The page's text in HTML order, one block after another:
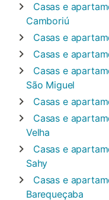
Casas e
Camboriú
Casas e
Casas e
Casas e
São Miguel
Casas e
Casas e
Velha
Casas e
Sahy
Casas e
Barequeçaba